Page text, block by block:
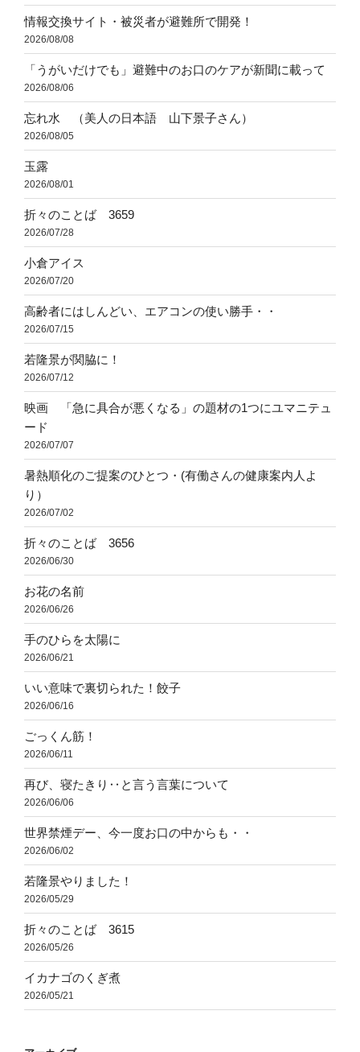
情報交換サイト・被災者が避難所で開発！
2026/08/08
「うがいだけでも」避難中のお口のケアが新聞に載って
2026/08/06
忘れ水 （美人の日本語 山下景子さん）
2026/08/05
玉露
2026/08/01
折々のことば 3659
2026/07/28
小倉アイス
2026/07/20
高齢者にはしんどい、エアコンの使い勝手・・
2026/07/15
若隆景が関脇に！
2026/07/12
映画 「急に具合が悪くなる」の題材の1つにユマニテュ
ード
2026/07/07
暑熱順化のご提案のひとつ・(有働さんの健康案内人よ
り）
2026/07/02
折々のことば 3656
2026/06/30
お花の名前
2026/06/26
手のひらを太陽に
2026/06/21
いい意味で裏切られた！餃子
2026/06/16
ごっくん筋！
2026/06/11
再び、寝たきり‥と言う言葉について
2026/06/06
世界禁煙デー、今一度お口の中からも・・
2026/06/02
若隆景やりました！
2026/05/29
折々のことば 3615
2026/05/26
イカナゴのくぎ煮
2026/05/21